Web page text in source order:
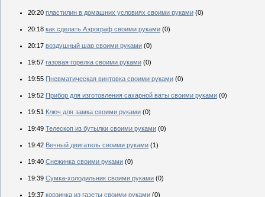
20:20 пластилин в домашних условиях своими руками (0)
20:18 как сделать Аэрограф своими руками (0)
20:17 воздушный шар своими руками (0)
19:57 газовая горелка своими руками (0)
19:55 Пневматическая винтовка своими руками (0)
19:52 Прибор для изготовления сахарной ваты своими руками (0)
19:51 Ключ для замка своими руками (0)
19:49 Телескоп из бутылки своими руками (0)
19:42 Вечный двигатель своими руками (1)
19:40 Снежинка своими руками (0)
19:39 Сумка-холодильник своими руками (0)
19:37 корзинка из газеты своими руками (0)